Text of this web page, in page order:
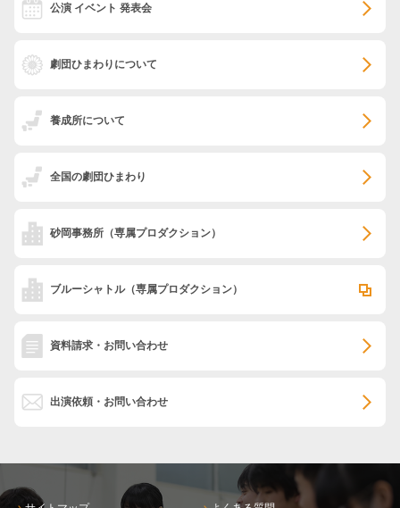
公演 イベント 発表会
劇団ひまわりについて
養成所について
全国の劇団ひまわり
砂岡事務所 （専属プロダクション）
ブルーシャトル（専属プロダクション）
資料請求・お問い合わせ
出演依頼・お問い合わせ